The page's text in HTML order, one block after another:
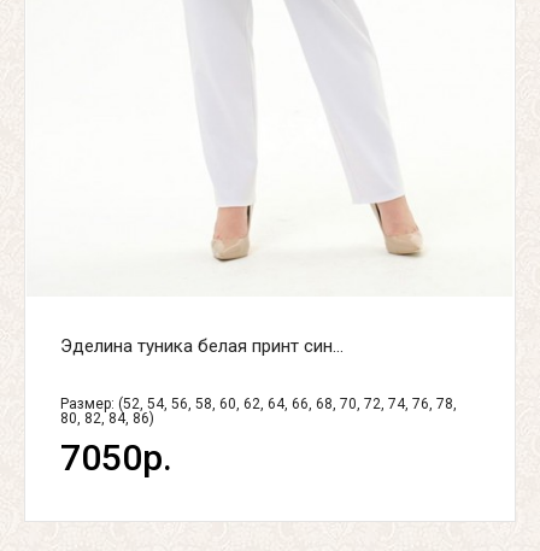
Эделина туника белая принт син...
Размер: (52, 54, 56, 58, 60, 62, 64, 66, 68, 70, 72, 74, 76, 78,
80, 82, 84, 86)
7050р.